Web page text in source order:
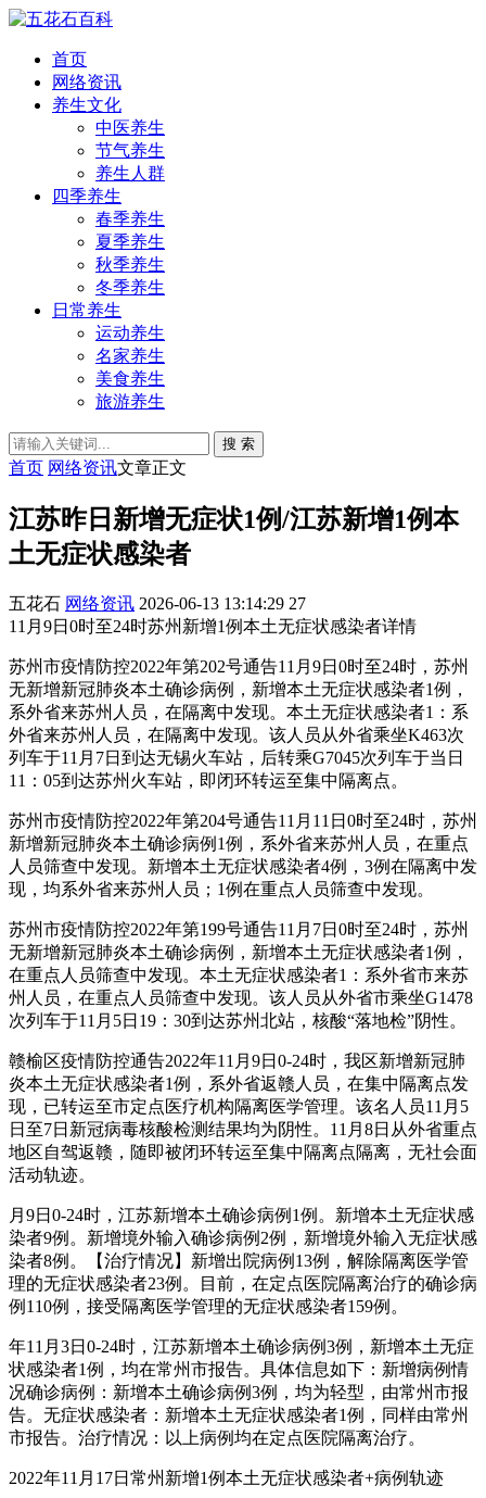
首页
网络资讯
养生文化
中医养生
节气养生
养生人群
四季养生
春季养生
夏季养生
秋季养生
冬季养生
日常养生
运动养生
名家养生
美食养生
旅游养生
搜 索
首页 网络资讯文章正文
江苏昨日新增无症状1例/江苏新增1例本
土无症状感染者
五花石 网络资讯 2026-06-13 13:14:29 27
11月9日0时至24时苏州新增1例本土无症状感染者详情
苏州市疫情防控2022年第202号通告11月9日0时至24时，苏州
无新增新冠肺炎本土确诊病例，新增本土无症状感染者1例，
系外省来苏州人员，在隔离中发现。本土无症状感染者1：系
外省来苏州人员，在隔离中发现。该人员从外省乘坐K463次
列车于11月7日到达无锡火车站，后转乘G7045次列车于当日
11：05到达苏州火车站，即闭环转运至集中隔离点。
苏州市疫情防控2022年第204号通告11月11日0时至24时，苏州
新增新冠肺炎本土确诊病例1例，系外省来苏州人员，在重点
人员筛查中发现。新增本土无症状感染者4例，3例在隔离中发
现，均系外省来苏州人员；1例在重点人员筛查中发现。
苏州市疫情防控2022年第199号通告11月7日0时至24时，苏州
无新增新冠肺炎本土确诊病例，新增本土无症状感染者1例，
在重点人员筛查中发现。本土无症状感染者1：系外省市来苏
州人员，在重点人员筛查中发现。该人员从外省市乘坐G1478
次列车于11月5日19：30到达苏州北站，核酸“落地检”阴性。
赣榆区疫情防控通告2022年11月9日0-24时，我区新增新冠肺
炎本土无症状感染者1例，系外省返赣人员，在集中隔离点发
现，已转运至市定点医疗机构隔离医学管理。该名人员11月5
日至7日新冠病毒核酸检测结果均为阴性。11月8日从外省重点
地区自驾返赣，随即被闭环转运至集中隔离点隔离，无社会面
活动轨迹。
月9日0-24时，江苏新增本土确诊病例1例。新增本土无症状感
染者9例。新增境外输入确诊病例2例，新增境外输入无症状感
染者8例。【治疗情况】新增出院病例13例，解除隔离医学管
理的无症状感染者23例。目前，在定点医院隔离治疗的确诊病
例110例，接受隔离医学管理的无症状感染者159例。
年11月3日0-24时，江苏新增本土确诊病例3例，新增本土无症
状感染者1例，均在常州市报告。具体信息如下：新增病例情
况确诊病例：新增本土确诊病例3例，均为轻型，由常州市报
告。无症状感染者：新增本土无症状感染者1例，同样由常州
市报告。治疗情况：以上病例均在定点医院隔离治疗。
2022年11月17日常州新增1例本土无症状感染者+病例轨迹